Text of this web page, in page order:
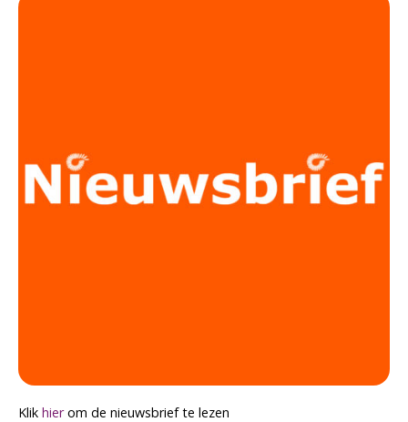
Klik hierom de nieuwsbrief te lezen